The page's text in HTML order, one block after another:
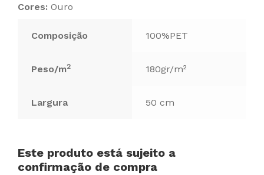
Cores: Ouro
Composição 100%PET
Peso/m2 180gr/m²
Largura 50 cm
Este produto está sujeito a
confirmação de compra